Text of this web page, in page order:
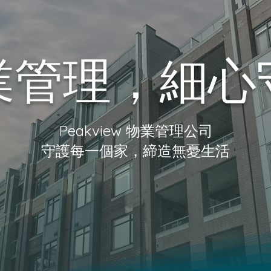
管理，細心
Peakview 物業管理公司
守護每一個家，締造無憂生活